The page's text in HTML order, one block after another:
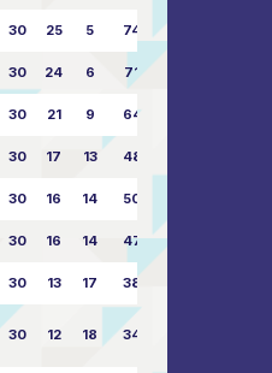
30 25 5 74
30 24 6 71
30 21 9 64
30 17 13 48
30 16 14 50
30 16 14 47 62:58
30 13 17 38
30 12 18 34